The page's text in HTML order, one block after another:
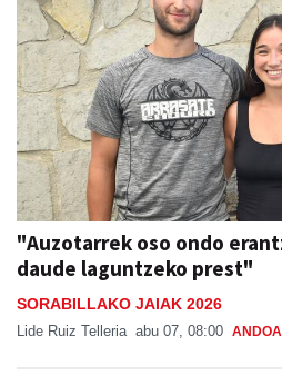
"Auzotarrek oso ondo
daude laguntzeko prest"
SORABILLAKO JAIAK 2026
Lide Ruiz Telleria abu 07, 08:00